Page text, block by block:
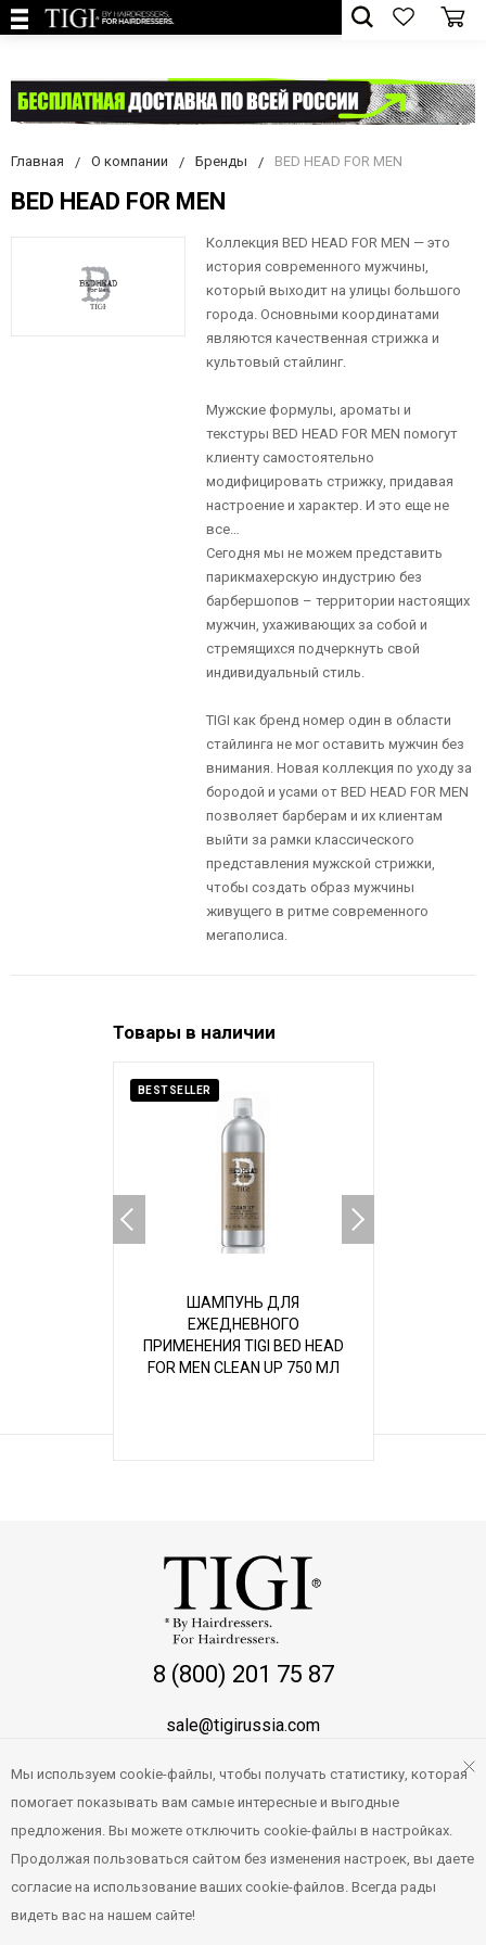
Главная О компании Бренды BED HEAD FOR MEN
BED HEAD FOR MEN
Коллекция BED HEAD FOR MEN — это
история современного мужчины,
который выходит на улицы большого
города. Основными координатами
являются качественная стрижка и
культовый стайлинг.
Мужские формулы, ароматы и
текстуры BED HEAD FOR MEN помогут
клиенту самостоятельно
модифицировать стрижку, придавая
настроение и характер. И это еще не
все…
Сегодня мы не можем представить
парикмахерскую индустрию без
барбершопов – территории настоящих
мужчин, ухаживающих за собой и
стремящихся подчеркнуть свой
индивидуальный стиль.
TIGI как бренд номер один в области
стайлинга не мог оставить мужчин без
внимания. Новая коллекция по уходу за
бородой и усами от BED HEAD FOR MEN
позволяет барберам и их клиентам
выйти за рамки классического
представления мужской стрижки,
чтобы создать образ мужчины
живущего в ритме современного
мегаполиса.
Товары в наличии
BESTSELLER
ШАМПУНЬ ДЛЯ
ЕЖЕДНЕВНОГО
ПРИМЕНЕНИЯ TIGI BED HEAD
FOR MEN CLEAN UP 750 МЛ
8 (800) 201 75 87
sale@tigirussia.com
Правила работы
Персональные данные
© 2019 - 2025 Delivery Pro. Все права защищены
Мы используем cookie-файлы, чтобы получать статистику, которая
помогает показывать вам самые интересные и выгодные
предложения. Вы можете отключить cookie-файлы в настройках.
Продолжая пользоваться сайтом без изменения настроек, вы даете
согласие на использование ваших cookie-файлов. Всегда рады
видеть вас на нашем сайте!